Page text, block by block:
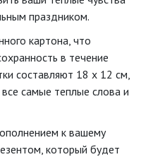
праздником.
картона, что
в течение
составляют 18 х 12 см,
самые теплые слова и
к вашему
который будет